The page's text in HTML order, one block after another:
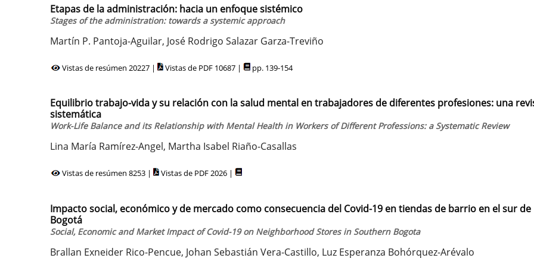
Etapas de la administración: hacia un enfoque sistémico
Stages of the administration: towards a systemic approach
Martín P. Pantoja-Aguilar, José Rodrigo Salazar Garza-Treviño
Vistas de resúmen 20227 | Vistas de PDF 10687 | pp. 139-154
Equilibrio trabajo-vida y su relación con la salud mental en trabajadores de diferentes profesiones: una
sistemática
Work-Life Balance and its Relationship with Mental Health in Workers of Different Professions: a Systematic Review
Lina María Ramírez-Angel, Martha Isabel Riaño-Casallas
Vistas de resúmen 8253 | Vistas de PDF 2026 |
Impacto social, económico y de mercado como consecuencia del Covid-19 en tiendas de barrio en el sur de
Bogotá
Social, Economic and Market Impact of Covid-19 on Neighborhood Stores in Southern Bogota
Brallan Exneider Rico-Pencue, Johan Sebastián Vera-Castillo, Luz Esperanza Bohórquez-Arévalo